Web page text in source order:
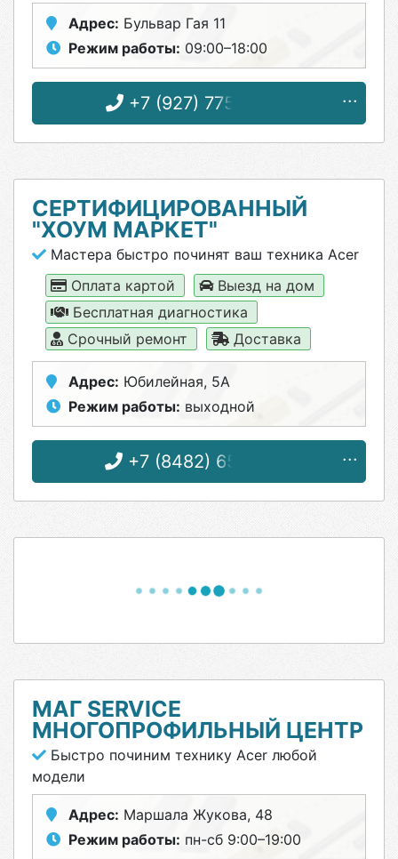
Адрес: Бульвар Гая 11
Режим работы: 09:00–18:00
+7 (927) 775-24-25
СЕРТИФИЦИРОВАННЫЙ
"ХОУМ МАРКЕТ"
Мастера быстро починят ваш техника Acer
Оплата картой
Выезд на дом
Бесплатная диагностика
Срочный ремонт
Доставка
Адрес: Юбилейная, 5А
Режим работы: выходной
+7 (8482) 65-14-24
МАГ SERVICE
МНОГОПРОФИЛЬНЫЙ ЦЕНТР
Быстро починим технику Acer любой
модели
Адрес: Маршала Жукова, 48
Режим работы: пн-сб 9:00–19:00